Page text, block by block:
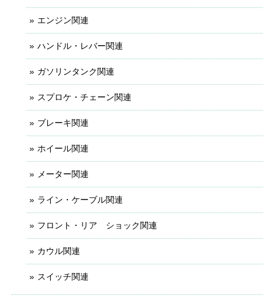
エンジン関連
ハンドル・レバー関連
ガソリンタンク関連
スプロケ・チェーン関連
ブレーキ関連
ホイール関連
メーター関連
ライン・ケーブル関連
フロント・リア ショック関連
カウル関連
スイッチ関連